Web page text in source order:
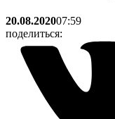
20.08.202007:59
поделиться: